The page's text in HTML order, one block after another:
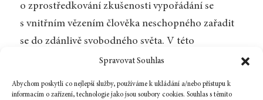
Spravovat Souhlas
Abychom poskytli co nejlepší služby, používáme k ukládání a/nebo přístupu k
informacím o zařízení, technologie jako jsou soubory cookies. Souhlas s těmito
o zprostředkování zkušenosti vypořádání se
s vnitřním vězením člověka neschopného zařadit
se do zdánlivě svobodného světa. V této
mnohoznačnosti a žánrové neostrosti se však
pouze doufat v další překlady jeho děl a otevírání